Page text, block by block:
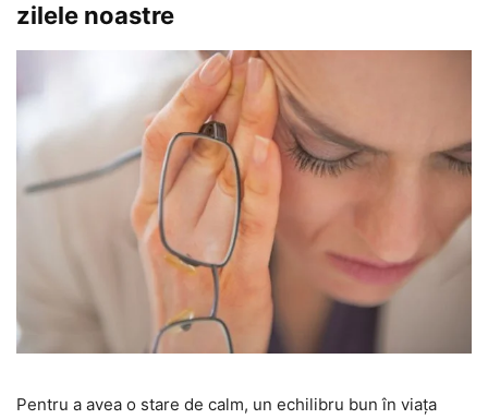
zilele noastre
Pentru a avea o stare de calm, un echilibru bun în viața